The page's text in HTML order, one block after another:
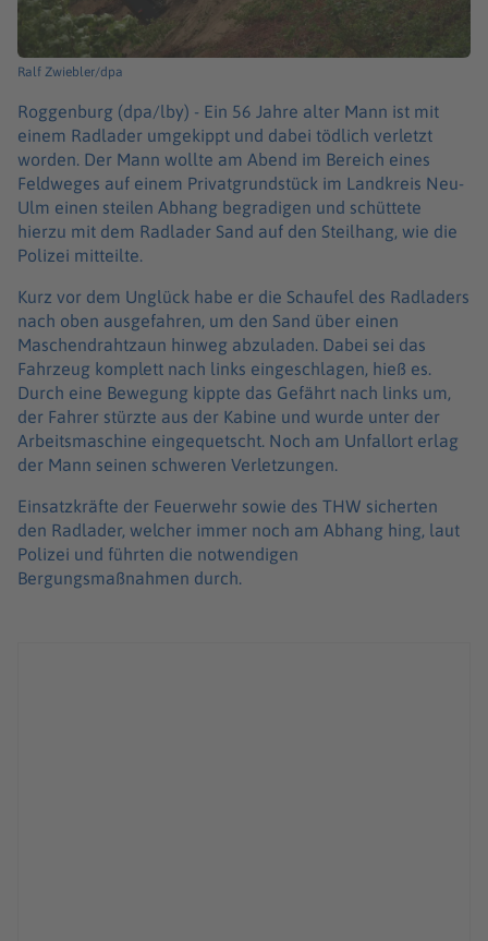
Ralf Zwiebler/dpa
Roggenburg (dpa/lby) - Ein 56 Jahre alter Mann ist mit
einem Radlader umgekippt und dabei tödlich verletzt
worden. Der Mann wollte am Abend im Bereich eines
Feldweges auf einem Privatgrundstück im Landkreis Neu-
Ulm einen steilen Abhang begradigen und schüttete
hierzu mit dem Radlader Sand auf den Steilhang, wie die
Polizei mitteilte.
Kurz vor dem Unglück habe er die Schaufel des Radladers
nach oben ausgefahren, um den Sand über einen
Maschendrahtzaun hinweg abzuladen. Dabei sei das
Fahrzeug komplett nach links eingeschlagen, hieß es.
Durch eine Bewegung kippte das Gefährt nach links um,
der Fahrer stürzte aus der Kabine und wurde unter der
Arbeitsmaschine eingequetscht. Noch am Unfallort erlag
der Mann seinen schweren Verletzungen.
Einsatzkräfte der Feuerwehr sowie des THW sicherten
den Radlader, welcher immer noch am Abhang hing, laut
Polizei und führten die notwendigen
Bergungsmaßnahmen durch.